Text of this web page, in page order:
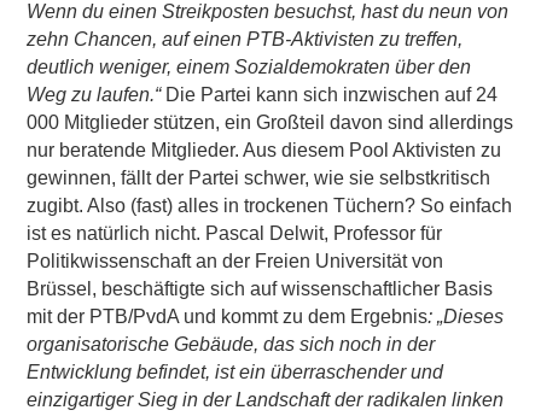
Wenn du einen Streikposten besuchst, hast du neun von
zehn Chancen, auf einen PTB-Aktivisten zu treffen,
deutlich weniger, einem Sozialdemokraten über den
Weg zu laufen.“ Die Partei kann sich inzwischen auf 24
000 Mitglieder stützen, ein Großteil davon sind allerdings
nur beratende Mitglieder. Aus diesem Pool Aktivisten zu
gewinnen, fällt der Partei schwer, wie sie selbstkritisch
zugibt. Also (fast) alles in trockenen Tüchern? So einfach
ist es natürlich nicht. Pascal Delwit, Professor für
Politikwissenschaft an der Freien Universität von
Brüssel, beschäftigte sich auf wissenschaftlicher Basis
mit der PTB/PvdA und kommt zu dem Ergebnis: „Dieses
organisatorische Gebäude, das sich noch in der
Entwicklung befindet, ist ein überraschender und
einzigartiger Sieg in der Landschaft der radikalen linken